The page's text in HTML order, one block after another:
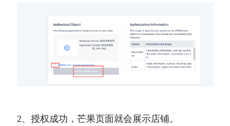
2、授权成功，芒果页面就会展示店铺。